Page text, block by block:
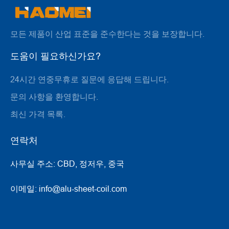
모든 제품이 산업 표준을 준수한다는 것을 보장합니다.
도움이 필요하신가요?
24시간 연중무휴로 질문에 응답해 드립니다.
문의 사항을 환영합니다.
최신 가격 목록.
연락처
사무실 주소: CBD, 정저우, 중국
이메일: info@alu-sheet-coil.com